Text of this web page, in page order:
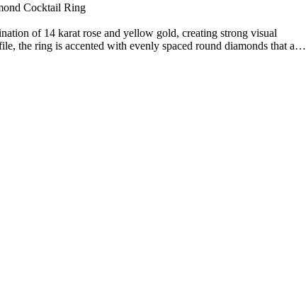
Cocktail Ring
of 14 karat rose and yellow gold, creating strong visual
the ring is accented with evenly spaced round diamonds that add